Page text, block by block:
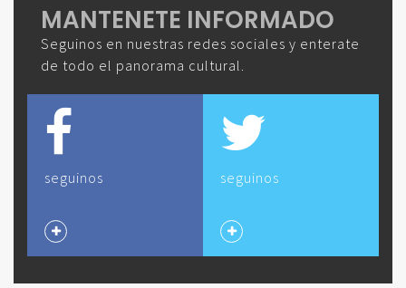
MANTENETE INFORMADO
Seguinos en nuestras redes sociales y enterate
de todo el panorama cultural.
seguinos seguinos